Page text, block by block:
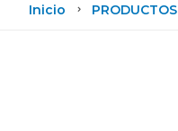
Inicio PRODUCTOS